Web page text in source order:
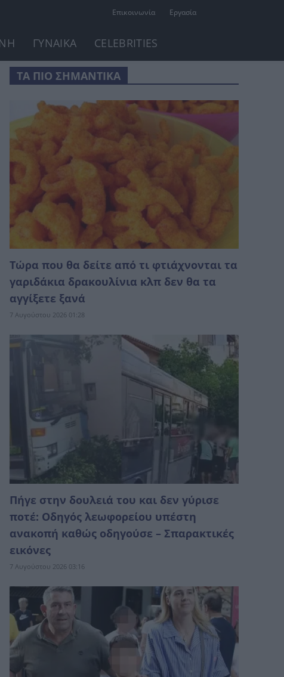
Επικοινωνία Εργασία
ΓΥΝΑΙΚΑ CELEBRITIES
ΤΑ ΠΙΟ ΣΗΜΑΝΤΙΚΑ
Τώρα που θα δείτε από τι φτιάχνονται τα
γαριδάκια δρακουλίνια κλπ δεν θα τα
αγγίξετε ξανά
7 Αυγούστου 2026 01:28
Πήγε στην δουλειά του και δεν γύρισε
ποτέ: Οδηγός λεωφορείου υπέστη
ανακοπή καθώς οδηγούσε – Σπαρακτικές
εικόνες
7 Αυγούστου 2026 03:16